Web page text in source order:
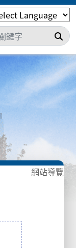
搜
網站導覽